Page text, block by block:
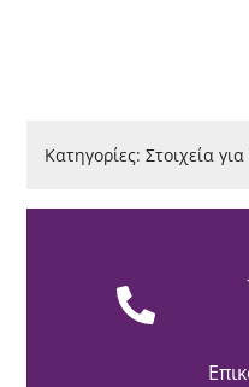
Κατηγορίες:Στοιχεία